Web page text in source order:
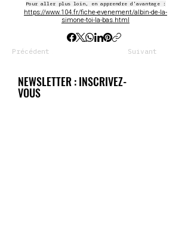
Pour aller plus loin, en apprendre d'avantage :
https://www.104.fr/fiche-evenement/albin-de-la-
simone-toi-la-bas.html
Précédent Suivant
NEWSLETTER : INSCRIVEZ-
VOUS